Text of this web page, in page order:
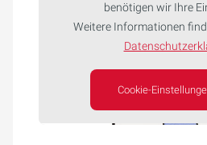
benötigen wir Ihre
Weitere Informationen
Cookie-